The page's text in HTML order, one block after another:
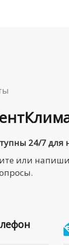
24/7 для
или